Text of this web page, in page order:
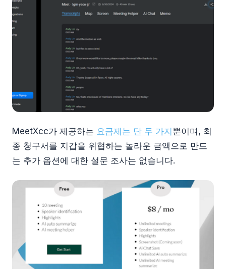
MeetXcc가 제공하는 요금제는 단 두 가지 뿐이며, 최
종 청구서를 지갑을 위협하는 놀라운 금액으로 만드
는 추가 옵션에 대한 설문 조사는 없습니다.